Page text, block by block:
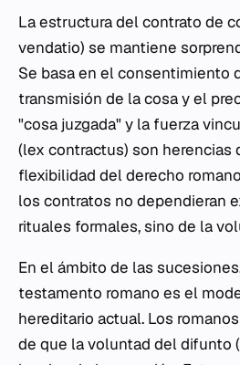
La estructura del contrato de
vendatio) se mantiene
Se basa en el consentimiento
transmisión de la cosa y el
"cosa juzgada" y la fuerza
(lex contractus) son herencias
flexibilidad del derecho
los contratos no dependieran
rituales formales, sino de la
En el ámbito de las
testamento romano es el
hereditario actual. Los
de que la voluntad del difunto (